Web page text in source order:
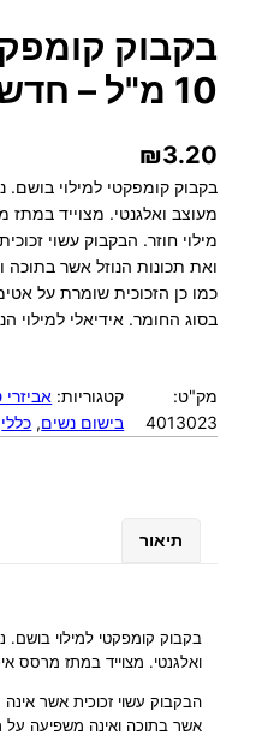
בקבוק
10 מ"ל – חדש
₪3.20
בקבוק קומפקטי למילוי בושם.
מעוצב ואלגנטי. מצוייד
מילוי חוזר. הבקבוק עשוי
ואת תכונות הנוזל אשר בתוכה
כמו כן הזכוכית שומרת על
בסוג החומר. אידיאלי למילוי
מק"ט:
4013023
קטגוריות: אביזרי
בישום נשים, כללי
תיאור
בקבוק קומפקטי למילוי
ואלגנטי. מצוייד במתז מרסס
הבקבוק עשוי זכוכית אשר
אשר בתוכה ואינה משפיעה על